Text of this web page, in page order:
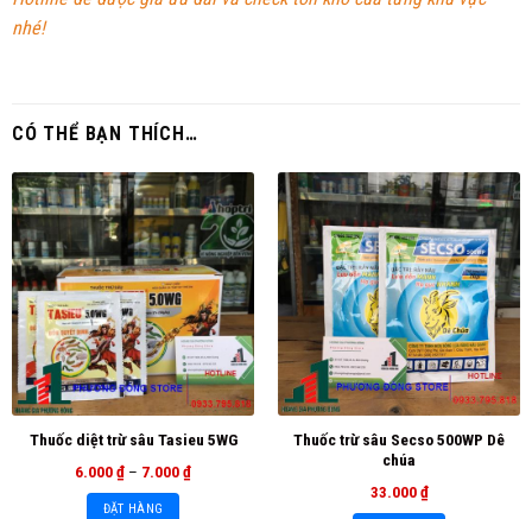
nhé!
CÓ THỂ BẠN THÍCH…
Thuốc diệt trừ sâu Tasieu 5WG
6.000₫ – 7.000₫
ĐẶT HÀNG
Thuốc trừ sâu Secso 500WP Dê
chúa
33.000₫